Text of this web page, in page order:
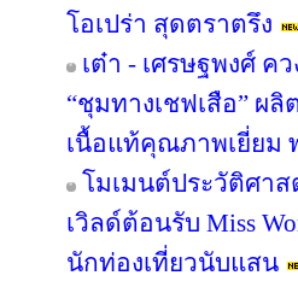
โอเปร่า สุดตราตรึง
เต๋า - เศรษฐพงศ์ ค
“ชุมทางเชฟเสือ” ผ
เนื้อแท้คุณภาพเยี่ยม
โมเมนต์ประวัติศา
เวิลด์ต้อนรับ Miss
นักท่องเที่ยวนับแสน